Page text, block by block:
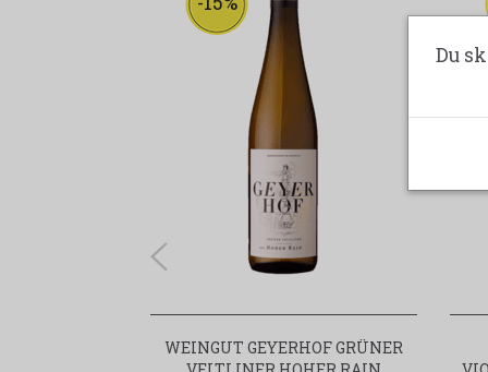
WEINGUT GEYERHOF GRÜNER
Du